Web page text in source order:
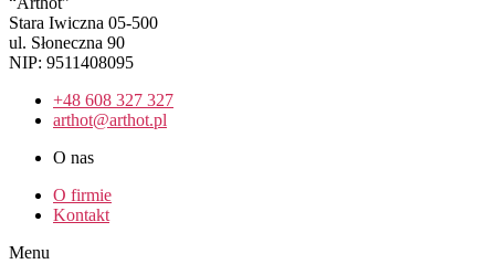
Stara Iwiczna 05-500
ul. Słoneczna 90
NIP: 9511408095
+48 608 327 327
arthot@arthot.pl
O nas
O firmie
Kontakt
Menu